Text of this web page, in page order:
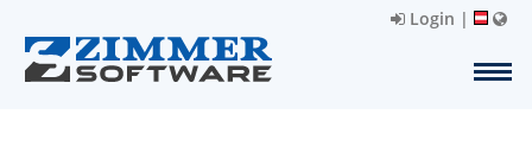
Login |